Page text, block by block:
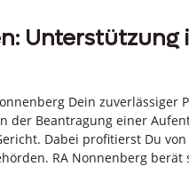
Dein
der Beantragung einer
Dabei profitierst Du
RA Nonnenberg